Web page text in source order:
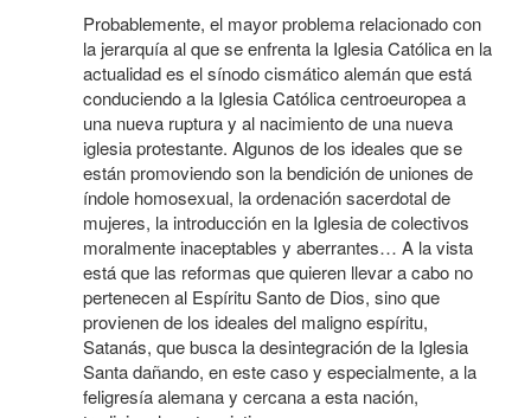
Probablemente, el mayor problema relacionado con
la jerarquía al que se enfrenta la Iglesia Católica en la
actualidad es el sínodo cismático alemán que está
conduciendo a la Iglesia Católica centroeuropea a
una nueva ruptura y al nacimiento de una nueva
iglesia protestante. Algunos de los ideales que se
están promoviendo son la bendición de uniones de
índole homosexual, la ordenación sacerdotal de
mujeres, la introducción en la Iglesia de colectivos
moralmente inaceptables y aberrantes… A la vista
está que las reformas que quieren llevar a cabo no
pertenecen al Espíritu Santo de Dios, sino que
provienen de los ideales del maligno espíritu,
Satanás, que busca la desintegración de la Iglesia
Santa dañando, en este caso y especialmente, a la
feligresía alemana y cercana a esta nación,